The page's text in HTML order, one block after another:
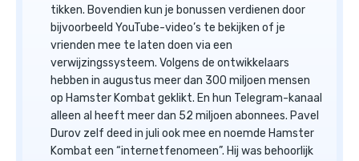
tikken. Bovendien kun je bonussen verdienen door
bijvoorbeeld YouTube-video’s te bekijken of je
vrienden mee te laten doen via een
verwijzingssysteem. Volgens de ontwikkelaars
hebben in augustus meer dan 300 miljoen mensen
op Hamster Kombat geklikt. En hun Telegram-kanaal
alleen al heeft meer dan 52 miljoen abonnees. Pavel
Durov zelf deed in juli ook mee en noemde Hamster
Kombat een “internetfenomeen”. Hij was behoorlijk